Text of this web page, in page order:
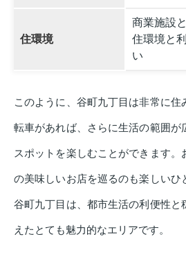
住環境
商業施設
住環境と
い
このように、谷町九丁目は非常に住
転車があれば、さらに生活の範囲が
スポットを楽しむことができます。
の美味しいお店を巡るのも楽しいひ
谷町九丁目は、都市生活の利便性と
えたとても魅力的なエリアです。